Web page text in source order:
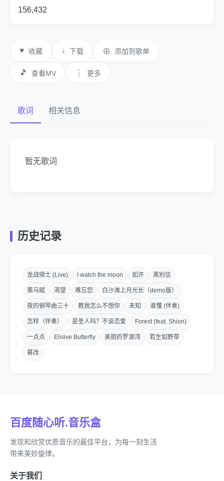
156,432
♥ 收藏 ↓ 下载 ⊕ 添加到歌单
🎵 查看MV ⋮ 更多
歌词 相关信息
暂无歌词
历史记录
龙战骑士 (Live) I watch the moon 如许 离别信
策马赋 渴望 难忘您 白沙滩上月光长（demo版）
夜的钢琴曲三十 教我怎么不想你 未知 谁懂 (伴奏)
怎样（伴奏） 是圣人吗？不谈恋爱 Forest (feat. Shion)
一点点 Elisive Butterfly 美丽的罗源湾 若生如野草
篡改
百度随心听.音乐盒
发现和欣赏优质音乐的最佳平台，为每一刻生活
带来美妙旋律。
关于我们